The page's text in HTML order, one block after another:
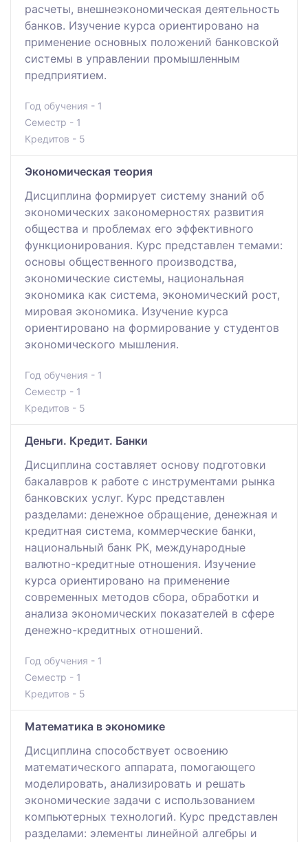
расчеты, внешнеэкономическая деятельность
банков. Изучение курса ориентировано на
применение основных положений банковской
системы в управлении промышленным
предприятием.
Год обучения - 1
Семестр - 1
Кредитов - 5
Экономическая теория
Дисциплина формирует систему знаний об
экономических закономерностях развития
общества и проблемах его эффективного
функционирования. Курс представлен темами:
основы общественного производства,
экономические системы, национальная
экономика как система, экономический рост,
мировая экономика. Изучение курса
ориентировано на формирование у студентов
экономического мышления.
Год обучения - 1
Семестр - 1
Кредитов - 5
Деньги. Кредит. Банки
Дисциплина составляет основу подготовки
бакалавров к работе с инструментами рынка
банковских услуг. Курс представлен
разделами: денежное обращение, денежная и
кредитная система, коммерческие банки,
национальный банк РК, международные
валютно-кредитные отношения. Изучение
курса ориентировано на применение
современных методов сбора, обработки и
анализа экономических показателей в сфере
денежно-кредитных отношений.
Год обучения - 1
Семестр - 1
Кредитов - 5
Математика в экономике
Дисциплина способствует освоению
математического аппарата, помогающего
моделировать, анализировать и решать
экономические задачи с использованием
компьютерных технологий. Курс представлен
разделами: элементы линейной алгебры и